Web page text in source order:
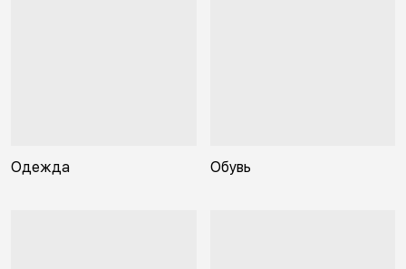
Одежда Обувь